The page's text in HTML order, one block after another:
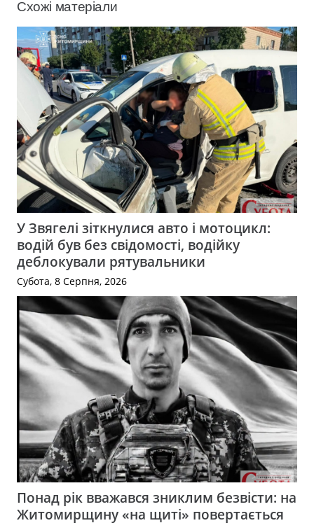
Схожі матеріали
У Звягелі зіткнулися авто і мотоцикл:
водій був без свідомості, водійку
деблокували рятувальники
Субота, 8 Серпня, 2026
Понад рік вважався зниклим безвісти: на
Житомирщину «на щиті» повертається